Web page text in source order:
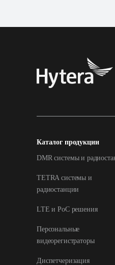
Каталог продукции
DMR системы и
TETRA системы и
радиостанции
LTE и РоС решения
Персональные
видеорегистраторы
Диспетчеризация